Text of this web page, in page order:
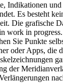
Indikationen
Es besteht
Die grafische
work in
Sie Punkte
oder Apps, die
der